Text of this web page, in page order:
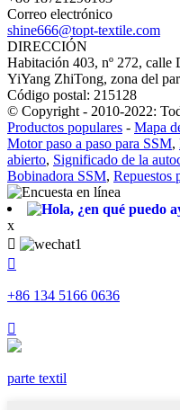
Correo electrónico
shine666@topt-textile.com
DIRECCIÓN
Habitación 403, nº 272,
YiYang ZhiTong, zona del
Código postal: 215128
© Copyright - 2010-2022:
Productos populares - Mapa
Motor paso a paso para SSM,
abierto, Significado de la
Bobinadora SSM, Repuestos
x


+86 134 5166 0636

parte textil